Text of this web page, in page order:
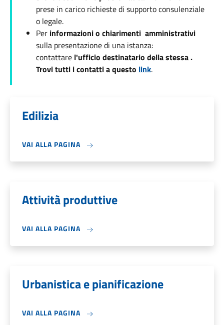
prese in carico richieste di supporto consulenziale
o legale.
Per informazioni o chiarimenti amministrativi
sulla presentazione di una istanza:
contattare l'ufficio destinatario della stessa .
Trovi tutti i contatti a questo link.
Edilizia
VAI ALLA PAGINA
Attività produttive
VAI ALLA PAGINA
Urbanistica e pianificazione
VAI ALLA PAGINA